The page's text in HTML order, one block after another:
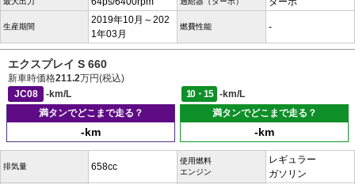
生産期間
2019年10月～202
1年03月
燃費性能 -
エクスプレイ S 660
新車時価格211.2万円(税込)
JC08
-km/L 10・15
-km/L
満タンでどこまで走る？
-km
満タンでどこまで走る？
-km
排気量 658cc
使用燃料
エンジン
レギュラー
ガソリン